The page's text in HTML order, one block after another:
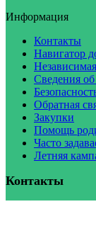
Информация
Контакты
Навигатор
Сведения об
Обратная
Закупки
Помощь
Часто
Летняя
Контакты
E-mail: